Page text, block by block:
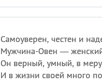
Самоуверен, честен и
Мужчина-Овен —
Он верный, умный, в
И в жизни своей много